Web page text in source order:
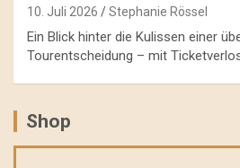
10. Juli 2026 Stephanie Rössel
Ein Blick hinter die Kulissen einer
Tourentscheidung – mit
Shop